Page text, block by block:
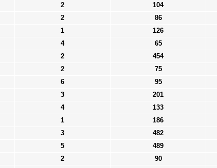
2 104
2 86
1 126
4 65
2 454
2 75
6 95
3 201
4 133
1 186
3 482
5 489
2 90